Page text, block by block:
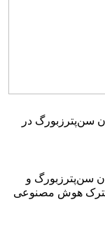
سن‌پترزبورگ در
سن‌پترزبورگ و